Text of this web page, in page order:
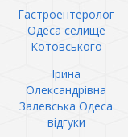
Гастроентеролог
Одеса селище
Котовського
Ірина
Олександрівна
Залевська Одеса
відгуки